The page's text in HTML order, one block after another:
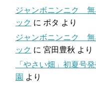
ジャンボニンニク
ック に ポタ より
ジャンボニンニク
ック に 宮田豊秋 より
「やさい畑」初夏号
園 より